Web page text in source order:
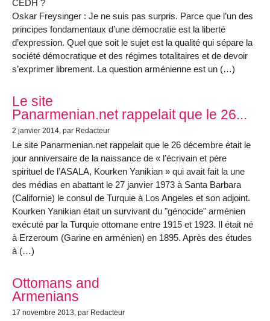
CEDH ?
Oskar Freysinger : Je ne suis pas surpris. Parce que l’un des
principes fondamentaux d’une démocratie est la liberté
d’expression. Quel que soit le sujet est la qualité qui sépare la
société démocratique et des régimes totalitaires et de devoir
s’exprimer librement. La question arménienne est un (…)
Le site
Panarmenian.net rappelait que le 26...
2 janvier 2014, par Redacteur
Le site Panarmenian.net rappelait que le 26 décembre était le
jour anniversaire de la naissance de « l’écrivain et père
spirituel de l’ASALA, Kourken Yanikian » qui avait fait la une
des médias en abattant le 27 janvier 1973 à Santa Barbara
(Californie) le consul de Turquie à Los Angeles et son adjoint.
Kourken Yanikian était un survivant du "génocide" arménien
exécuté par la Turquie ottomane entre 1915 et 1923. Il était né
à Erzeroum (Garine en arménien) en 1895. Après des études
à (…)
Ottomans and
Armenians
17 novembre 2013, par Redacteur